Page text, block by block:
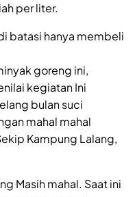
per liter.
batasi hanya membeli
goreng ini,
kegiatan Ini
bulan suci
mahal mahal
Kampung Lalang,
Masih mahal. Saat ini